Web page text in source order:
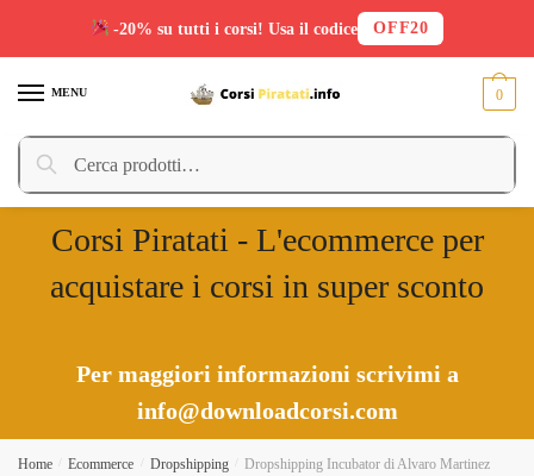
MENU
Cerca:
Cerca
0
Corsi Piratati - L'ecommerce per
acquistare i corsi in super sconto
Per maggiori informazioni scrivimi a
info@downloadcorsi.com
Home Ecommerce Dropshipping Dropshipping Incubator di Alvaro Martinez
-20% su tutti i corsi! Usa il codice OFF20